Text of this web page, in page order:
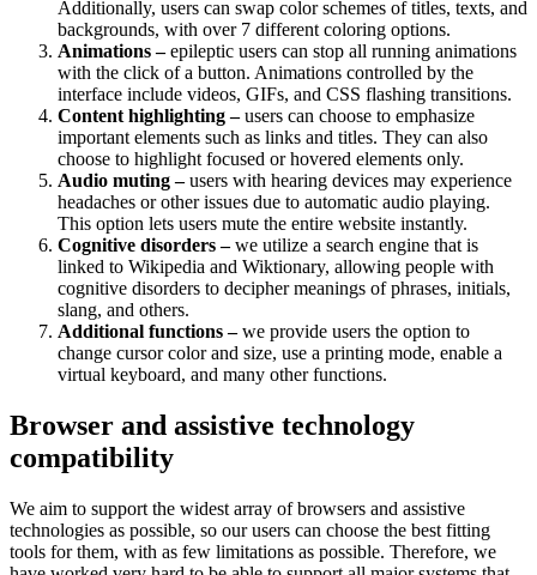
Additionally, users can swap color schemes of titles, texts, and
backgrounds, with over 7 different coloring options.
Animations –epileptic users can stop all running animations
with the click of a button. Animations controlled by the
interface include videos, GIFs, and CSS flashing transitions.
Content highlighting –users can choose to emphasize
important elements such as links and titles. They can also
choose to highlight focused or hovered elements only.
Audio muting –users with hearing devices may experience
headaches or other issues due to automatic audio playing.
This option lets users mute the entire website instantly.
Cognitive disorders –we utilize a search engine that is
linked to Wikipedia and Wiktionary, allowing people with
cognitive disorders to decipher meanings of phrases, initials,
slang, and others.
Additional functions –we provide users the option to
change cursor color and size, use a printing mode, enable a
virtual keyboard, and many other functions.
Browser and assistive technology
compatibility
We aim to support the widest array of browsers and assistive
technologies as possible, so our users can choose the best fitting
tools for them, with as few limitations as possible. Therefore, we